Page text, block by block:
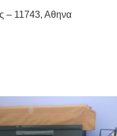
– 11743, Αθηνα